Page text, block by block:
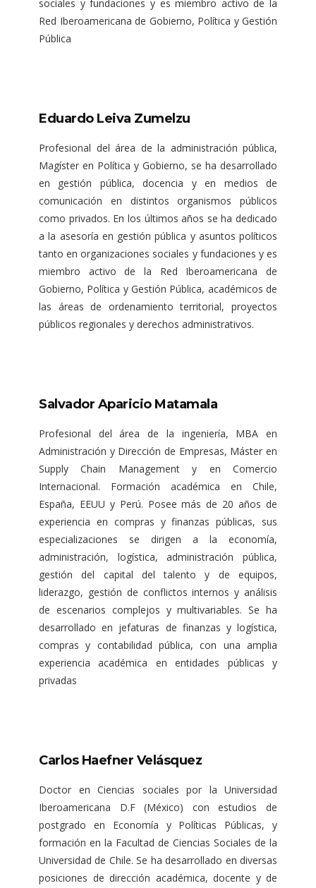
sociales y fundaciones y es miembro activo de la
Red Iberoamericana de Gobierno, Política y Gestión
Pública
Eduardo Leiva Zumelzu
Profesional del área de la administración pública,
Magíster en Política y Gobierno, se ha desarrollado
en gestión pública, docencia y en medios de
comunicación en distintos organismos públicos
como privados. En los últimos años se ha dedicado
a la asesoría en gestión pública y asuntos políticos
tanto en organizaciones sociales y fundaciones y es
miembro activo de la Red Iberoamericana de
Gobierno, Política y Gestión Pública, académicos de
las áreas de ordenamiento territorial, proyectos
públicos regionales y derechos administrativos.
Salvador Aparicio Matamala
Profesional del área de la ingeniería, MBA en
Administración y Dirección de Empresas, Máster en
Supply Chain Management y en Comercio
Internacional. Formación académica en Chile,
España, EEUU y Perú. Posee más de 20 años de
experiencia en compras y finanzas públicas, sus
especializaciones se dirigen a la economía,
administración, logística, administración pública,
gestión del capital del talento y de equipos,
liderazgo, gestión de conflictos internos y análisis
de escenarios complejos y multivariables. Se ha
desarrollado en jefaturas de finanzas y logística,
compras y contabilidad pública, con una amplia
experiencia académica en entidades públicas y
privadas
Carlos Haefner Velásquez
Doctor en Ciencias sociales por la Universidad
Iberoamericana D.F (México) con estudios de
postgrado en Economía y Políticas Públicas, y
formación en la Facultad de Ciencias Sociales de la
Universidad de Chile. Se ha desarrollado en diversas
posiciones de dirección académica, docente y de